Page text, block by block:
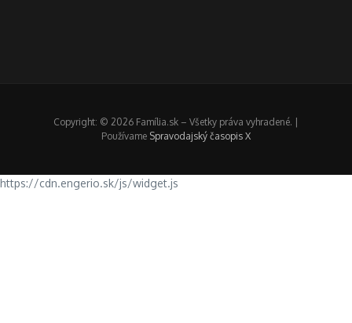
Copyright: © 2026 Família.sk – Všetky práva vyhradené. |
Používame Spravodajský časopis X
https://cdn.engerio.sk/js/widget.js